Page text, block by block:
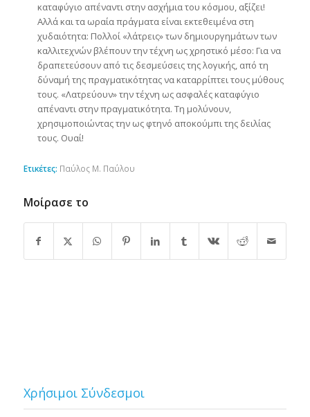
καταφύγιο απέναντι στην ασχήμια του κόσμου, αξίζει!
Αλλά και τα ωραία πράγματα είναι εκτεθειμένα στη
χυδαιότητα: Πολλοί «λάτρεις» των δημιουργημάτων των
καλλιτεχνών βλέπουν την τέχνη ως χρηστικό μέσο: Για να
δραπετεύσουν από τις δεσμεύσεις της λογικής, από τη
δύναμή της πραγματικότητας να καταρρίπτει τους μύθους
τους. «Λατρεύουν» την τέχνη ως ασφαλές καταφύγιο
απέναντι στην πραγματικότητα. Τη μολύνουν,
χρησιμοποιώντας την ως φτηνό αποκούμπι της δειλίας
τους. Ουαί!
Ετικέτες: Παύλος Μ. Παύλου
Μοίρασε το
Χρήσιμοι Σύνδεσμοι